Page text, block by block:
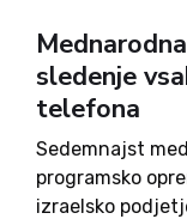
sledenje
telefona
Sedemnajst
programsko
izraelsko